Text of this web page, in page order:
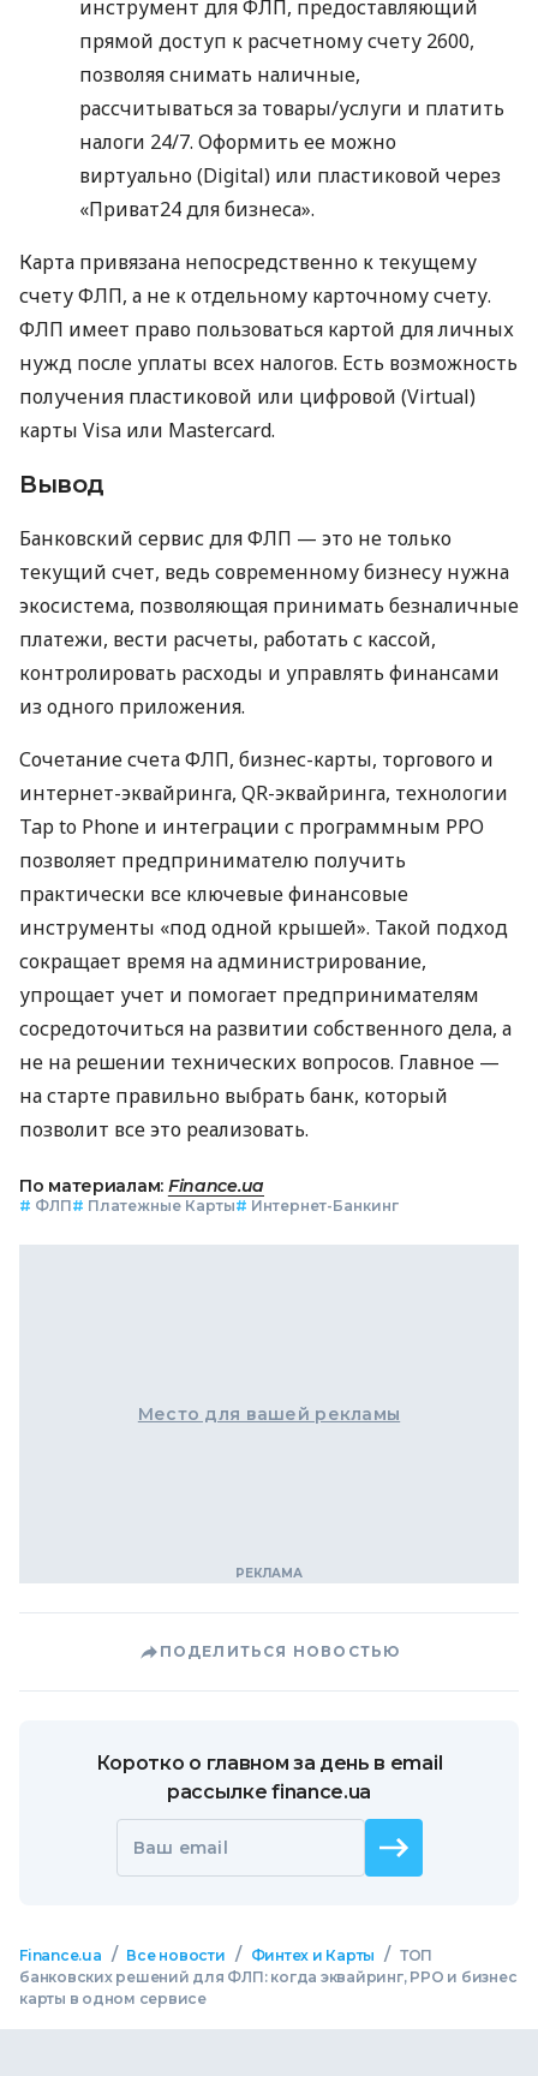
инструмент для ФЛП, предоставляющий
прямой доступ к расчетному счету 2600,
позволяя снимать наличные,
рассчитываться за товары/услуги и платить
налоги 24/7. Оформить ее можно
виртуально (Digital) или пластиковой через
«Приват24 для бизнеса».
Карта привязана непосредственно к текущему
счету ФЛП, а не к отдельному карточному счету.
ФЛП имеет право пользоваться картой для личных
нужд после уплаты всех налогов. Есть возможность
получения пластиковой или цифровой (Virtual)
карты Visa или Mastercard.
Вывод
Банковский сервис для ФЛП — это не только
текущий счет, ведь современному бизнесу нужна
экосистема, позволяющая принимать безналичные
платежи, вести расчеты, работать с кассой,
контролировать расходы и управлять финансами
из одного приложения.
Сочетание счета ФЛП, бизнес-карты, торгового и
интернет-эквайринга, QR-эквайринга, технологии
Tap to Phone и интеграции с программным РРО
позволяет предпринимателю получить
практически все ключевые финансовые
инструменты «под одной крышей». Такой подход
сокращает время на администрирование,
упрощает учет и помогает предпринимателям
сосредоточиться на развитии собственного дела, а
не на решении технических вопросов. Главное —
на старте правильно выбрать банк, который
позволит все это реализовать.
По материалам: Finance.ua
# ФЛП# Платежные Карты# Интернет-Банкинг
Место для вашей рекламы
ПОДЕЛИТЬСЯ НОВОСТЬЮ
Коротко о главном за день в email
рассылке finance.ua
Ваш email
Finance.ua / Все новости / Финтех и Карты / ТОП
банковских решений для ФЛП: когда эквайринг, РРО и бизнес
карты в одном сервисе